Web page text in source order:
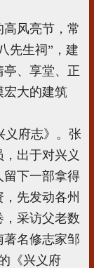
风亮节，常
先生祠”，建
、享堂、正
宏大的建筑
府志》。张
出于对兴义
留下一部拿得
先发动各州
采访父老数
名修志家邹
《兴义府